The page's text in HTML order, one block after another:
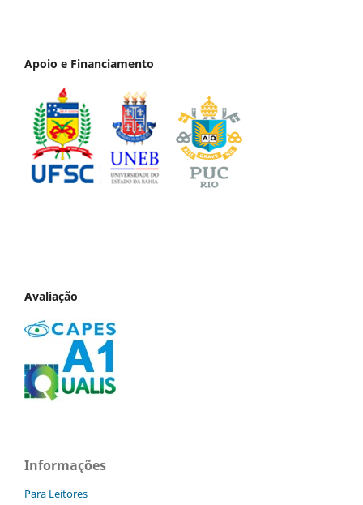
Apoio e Financiamento
Avaliação
Informações
Para Leitores